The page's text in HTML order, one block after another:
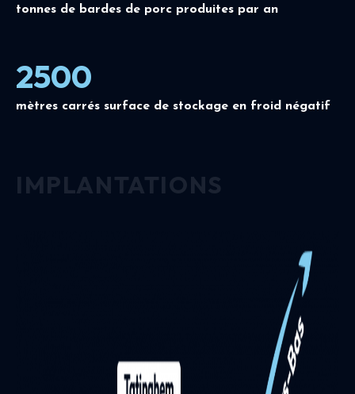
tonnes de bardes de porc produites par an
2500
mètres carrés surface de stockage en froid négatif
IMPLANTATIONS